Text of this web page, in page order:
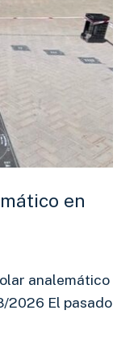
en
analemático
2026 El pasado